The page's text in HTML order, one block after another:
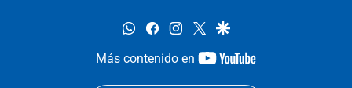
whatsappfacebookinstagram
twittergoogle
Más contenido en
youtube-